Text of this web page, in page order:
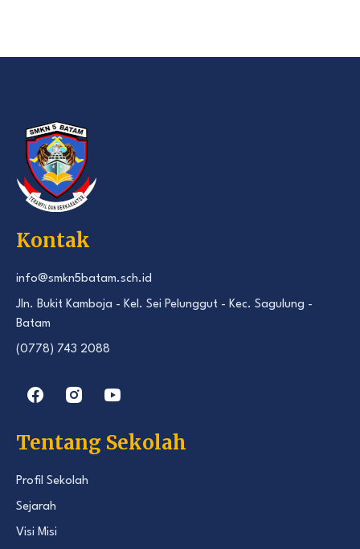
Kontak
info@smkn5batam.sch.id
Jln. Bukit Kamboja - Kel. Sei Pelunggut - Kec. Sagulung -
Batam
(0778) 743 2088
Tentang Sekolah
Profil Sekolah
Sejarah
Visi Misi